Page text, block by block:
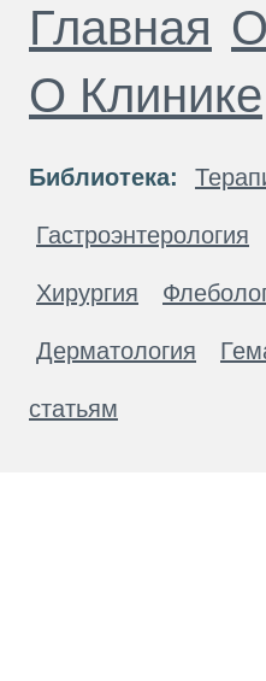
Главная
О Клинике
Библиотека:
Гастроэнтерология
Хирургия
Дерматология
статьям